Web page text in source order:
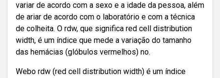
variar de acordo com a sexo e a idade da pessoa, além
de ariar de acordo com o laboratório e com a técnica
de colheita. O rdw, que significa red cell distribution
width, é um índice que mede a variação do tamanho
das hemácias (glóbulos vermelhos) no.
Webo rdw (red cell distribution width) é um índice